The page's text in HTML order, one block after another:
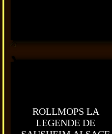
ROLLMOPS LA
LEGENDE DE